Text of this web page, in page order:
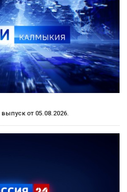
от 05.08.2026.